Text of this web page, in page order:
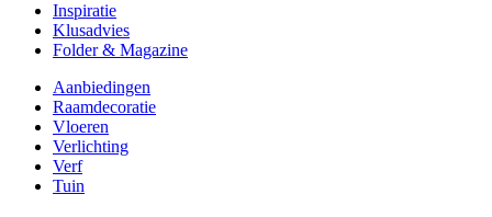
Inspiratie
Klusadvies
Folder & Magazine
Aanbiedingen
Raamdecoratie
Vloeren
Verlichting
Verf
Tuin